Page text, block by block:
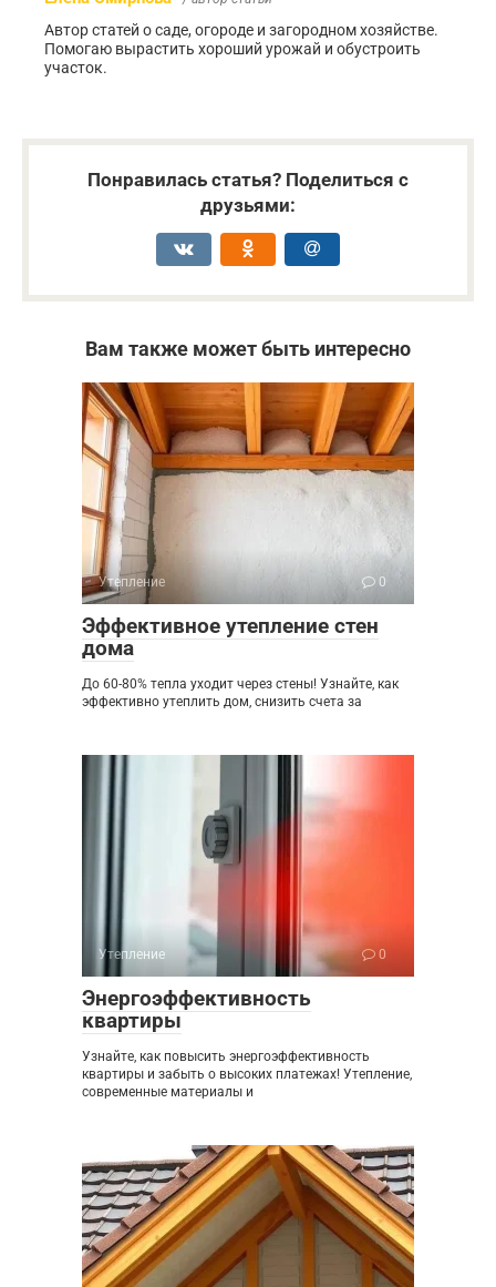
Автор статей о саде, огороде и загородном хозяйстве.
Помогаю вырастить хороший урожай и обустроить
участок.
Понравилась статья? Поделиться с
друзьями:
Вам также может быть интересно
Утепление 0
Эффективное утепление стен
дома
До 60-80% тепла уходит через стены! Узнайте, как
эффективно утеплить дом, снизить счета за
Утепление 0
Энергоэффективность
квартиры
Узнайте, как повысить энергоэффективность
квартиры и забыть о высоких платежах! Утепление,
современные материалы и